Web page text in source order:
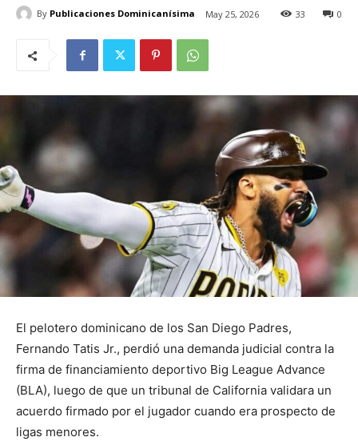
By Publicaciones Dominicanísima May 25, 2026 0
33
El pelotero dominicano de los San Diego Padres,
Fernando Tatis Jr., perdió una demanda judicial contra la
firma de financiamiento deportivo Big League Advance
(BLA), luego de que un tribunal de California validara un
acuerdo firmado por el jugador cuando era prospecto de
ligas menores.